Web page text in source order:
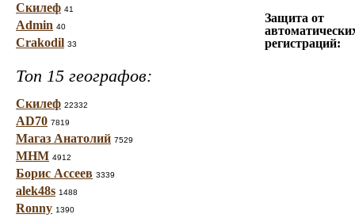
Скилеф 41
Admin 40
Crakodil 33
Топ 15 географов:
Скилеф 22332
AD70 7819
Магаз Анатолий 7529
МНМ 4912
Борис Ассеев 3339
alek48s 1488
Ronny 1390
Защита от
регистраций: